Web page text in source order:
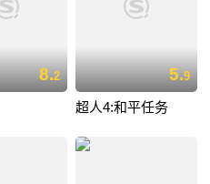
8.2 5.9
超人4:和平任务